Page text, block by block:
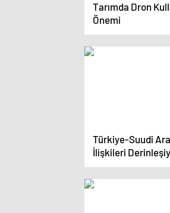
Tarımda Dron
Önemi
Türkiye-Suudi
İlişkileri